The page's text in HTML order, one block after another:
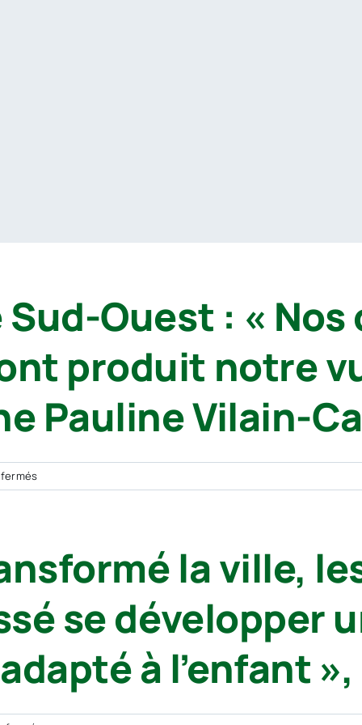
Ouest : « Nos
produit notre
Pauline Vilain-
sur
Incendies
Ouest
« Nos
choix
ont
produit
vulnérabilité »
la ville,
se développer
à l’enfant